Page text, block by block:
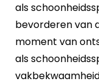
als
bevorderen van
moment van
als